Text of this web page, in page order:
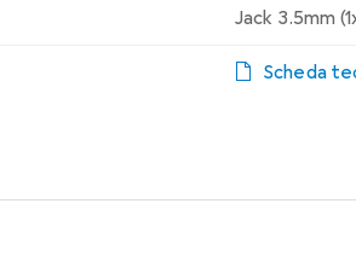
Jack 3.5mm
Scheda